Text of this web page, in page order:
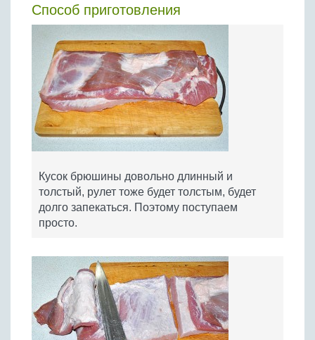
Способ приготовления
Кусок брюшины довольно длинный и
толстый, рулет тоже будет толстым, будет
долго запекаться. Поэтому поступаем
просто.